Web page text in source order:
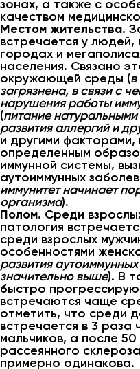
зонах, а также с
качеством
Местом жительства.
встречается у
городах и
населения. Связано
окружающей среды (
загрязнена, в связи с
нарушения работы
(питание
развития аллергий и
и другими факторами,
определенным
иммунной системы,
аутоиммунных
иммунитет начинает
организма).
Полом. Среди
патология
среди взрослых
особенностями
развития
значительно выше). В
быстро
встречаются чаще
отметить, что среди
встречается в 3 раза
мальчиков, а после
рассеянного
примерно одинакова.